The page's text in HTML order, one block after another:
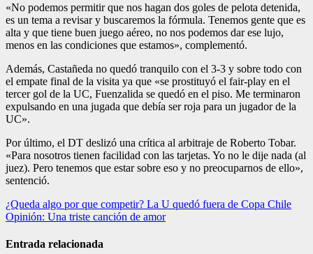
«No podemos permitir que nos hagan dos goles de pelota detenida,
es un tema a revisar y buscaremos la fórmula. Tenemos gente que es
alta y que tiene buen juego aéreo, no nos podemos dar ese lujo,
menos en las condiciones que estamos», complementó.
Además, Castañeda no quedó tranquilo con el 3-3 y sobre todo con
el empate final de la visita ya que «se prostituyó el fair-play en el
tercer gol de la UC, Fuenzalida se quedó en el piso. Me terminaron
expulsando en una jugada que debía ser roja para un jugador de la
UC».
Por último, el DT deslizó una crítica al arbitraje de Roberto Tobar.
«Para nosotros tienen facilidad con las tarjetas. Yo no le dije nada (al
juez). Pero tenemos que estar sobre eso y no preocuparnos de ello»,
sentenció.
Navegación
de
entradas
¿Queda algo por que competir? La U quedó fuera de Copa Chile
Opinión: Una triste canción de amor
Entrada relacionada